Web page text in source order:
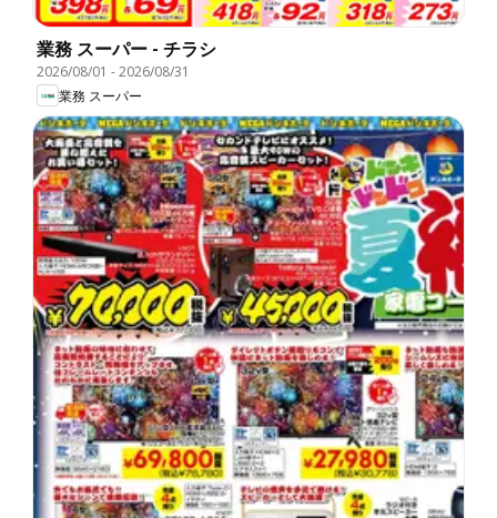
業務 スーパー - チラシ
2026/08/01 -2026/08/31
業務 スーパー